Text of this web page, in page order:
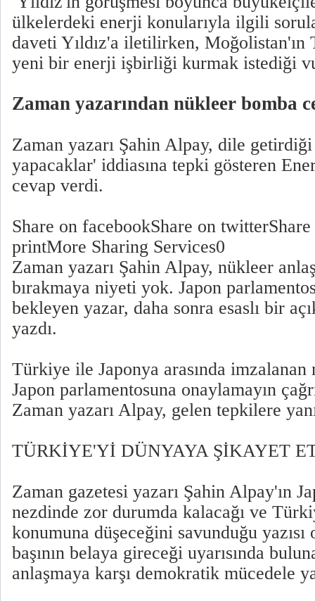
ülkelerdeki enerji konularıyla ilgili
daveti Yıldız'a iletilirken,
yeni bir enerji işbirliği kurmak istediği
Zaman yazarından nükleer bomba
Zaman yazarı Şahin Alpay, dile
yapacaklar' iddiasına tepki gösteren
cevap verdi.
Share on facebookShare on
printMore Sharing Services0
Zaman yazarı Şahin Alpay, nükleer
bırakmaya niyeti yok. Japon
bekleyen yazar, daha sonra esaslı bir
yazdı.
Türkiye ile Japonya arasında
Japon parlamentosuna onaylamayın
Zaman yazarı Alpay, gelen tepkilere
TÜRKİYE'Yİ DÜNYAYA ŞİKAYET
Zaman gazetesi yazarı Şahin Alpay'ın
nezdinde zor durumda kalacağı ve
konumuna düşeceğini savunduğu
başının belaya gireceği uyarısında
anlaşmaya karşı demokratik mücedele